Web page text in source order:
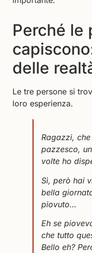
Perché le
delle
Le tre persone si
loro esperienza.
Ragazzi,
pazzesco,
volte ho
Sì, però hai
bella
piovuto…
Eh se
che tutto
Bello eh?